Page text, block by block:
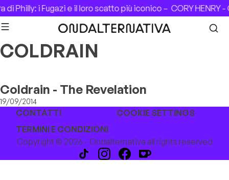
Skip to content
di Philly: i Fugazi e il loro scatto più iconico – CORY HENRY
COLDRAIN
Coldrain - The Revelation
19/09/2014
CONTATTI
COOKIE SETTINGS
TERMINI E CONDIZIONI
Copyright © 2026 - Ondalternativa all rights reserved